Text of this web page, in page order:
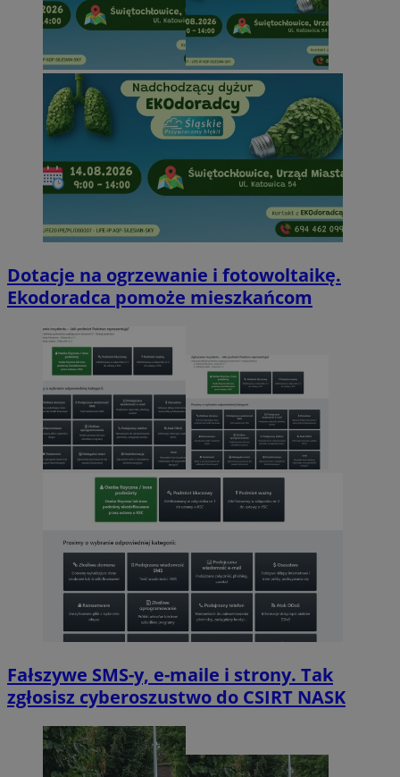
Dotacje na ogrzewanie i fotowoltaikę.
Ekodoradca pomoże mieszkańcom
Fałszywe SMS-y, e-maile i strony. Tak
zgłosisz cyberoszustwo do CSIRT NASK